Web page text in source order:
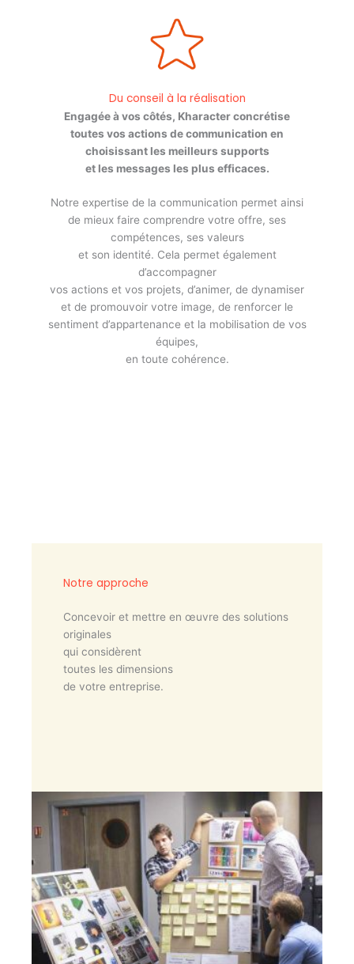
Du conseil à la réalisation
Engagée à vos côtés, Kharacter concrétise
toutes vos actions de communication en
choisissant les meilleurs supports
et les messages les plus efficaces.
Notre expertise de la communication permet ainsi
de mieux faire comprendre votre offre, ses
compétences, ses valeurs
et son identité. Cela permet également
d’accompagner
vos actions et vos projets, d’animer, de dynamiser
et de promouvoir votre image, de renforcer le
sentiment d’appartenance et la mobilisation de vos
équipes,
en toute cohérence.
Notre approche
Concevoir et mettre en œuvre des solutions
originales
qui considèrent
toutes les dimensions
de votre entreprise.